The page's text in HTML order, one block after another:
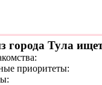
города Тула
приоритеты: